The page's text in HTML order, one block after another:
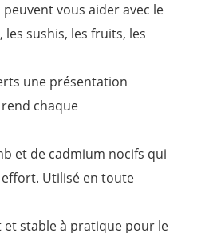
vous aider avec le
sushis, les fruits, les
une présentation
chaque
et de cadmium nocifs qui
Utilisé en toute
et stable à pratique pour le